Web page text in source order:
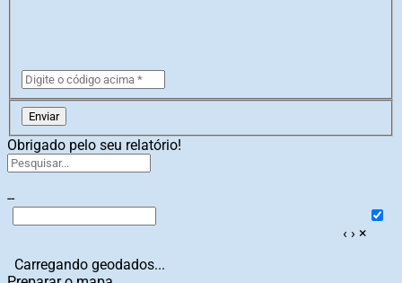
Enviar
Obrigado pelo seu relatório!
--
‹ › ×
Carregando geodados...